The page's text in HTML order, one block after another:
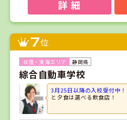
詳 細
7位
静岡県
綜合自動車学校
3月25日以降の入校受付中！
と夕食は選べる飲食店！